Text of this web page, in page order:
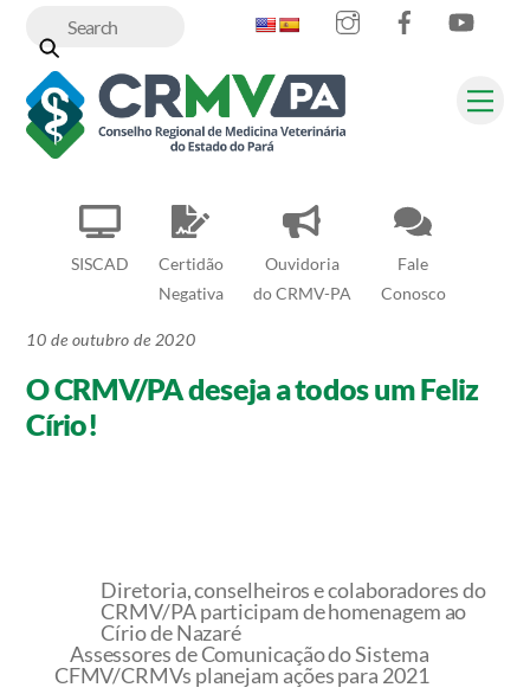
content
SISCAD
Certidão
Negativa
Ouvidoria
do CRMV-PA
Fale
Conosco
InstagramFacebook
10 de outubro de 2020
O CRMV/PA deseja a todos um Feliz
Círio!
Diretoria, conselheiros e colaboradores do
CRMV/PA participam de homenagem ao
Círio de Nazaré
Assessores de Comunicação do Sistema
CFMV/CRMVs planejam ações para 2021